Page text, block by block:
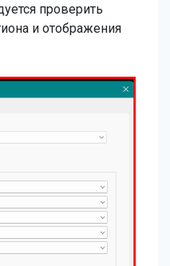
проверить
и отображения